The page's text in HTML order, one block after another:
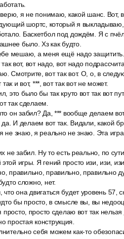
я не понимаю, какой шанс. Вот,
шортс, который я выкладываю,
Баскетбол под дождём. Я с
было. Хз как будто.
мешаю, а меня ещё надо защитить.
вот, вот надо, вот надо
Смотрите, вот так вот. О, о, в
и вот, ***, вот так вот не может.
это было бы так круто вот так вот
так сделаем.
он забил? Да, *** вообще делаем
И делаем вот так. Видали, какой
не знаю, я реально не знаю. Эта
не забил. Ну то есть реально, по
игры. Я гений просто изи, изи,
правильно, правильно, правильно
сложно, нет.
она двигаться будет уровень 57,
бы просто, в смысле вы, вы
просто, просто сделаю вот так
простая конструкция.
себя можем как-то